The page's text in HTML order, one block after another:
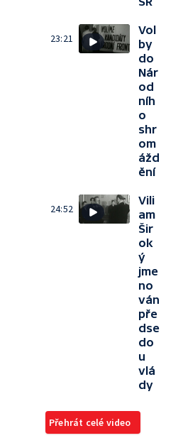
23:21
Vol
by
do
Nár
od
níh
o
shr
om
ážd
ění
24:52
Vili
am
Šir
ok
ý
jme
no
ván
pře
dse
do
u
vlá
dy
Přehrát celé video